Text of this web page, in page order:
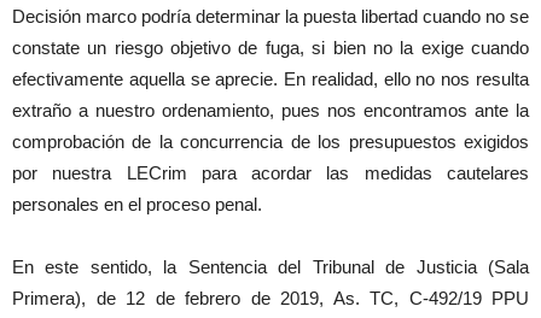
Decisión marco podría determinar la puesta libertad cuando no se
constate un riesgo objetivo de fuga, si bien no la exige cuando
efectivamente aquella se aprecie. En realidad, ello no nos resulta
extraño a nuestro ordenamiento, pues nos encontramos ante la
comprobación de la concurrencia de los presupuestos exigidos
por nuestra LECrim para acordar las medidas cautelares
personales en el proceso penal.
En este sentido, la Sentencia del Tribunal de Justicia (Sala
Primera), de 12 de febrero de 2019, As. TC, C-492/19 PPU